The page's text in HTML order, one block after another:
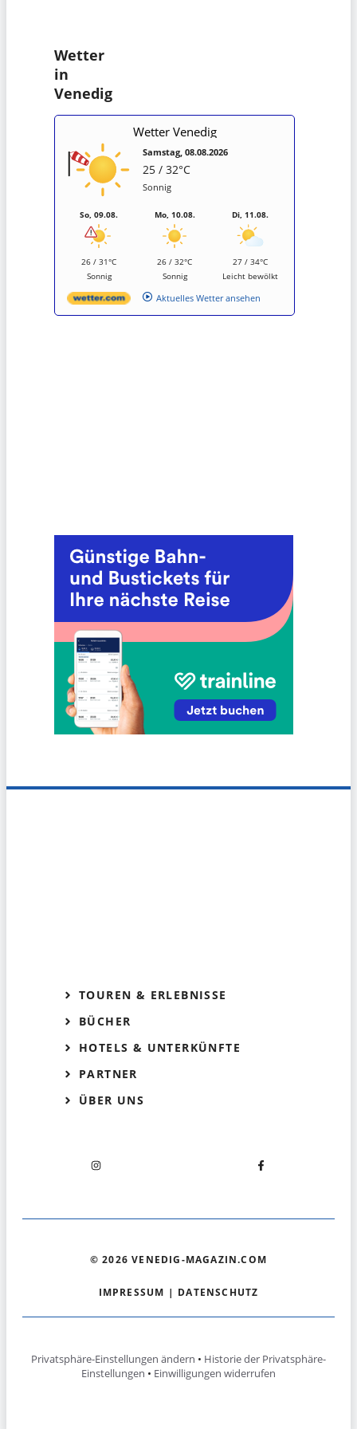
Wetter
in
Venedig
Wetter Venedig
Samstag, 08.08.2026
25 / 32°C
Sonnig
So, 09.08.
26 / 31°C
Sonnig
Mo, 10.08.
26 / 32°C
Sonnig
Di, 11.08.
27 / 34°C
Leicht bewölkt
Aktuelles Wetter ansehen
TOUREN & ERLEBNISSE
BÜCHER
HOTELS & UNTERKÜNFTE
PARTNER
ÜBER UNS
© 2026 VENEDIG-MAGAZIN.COM
IMPRESSUM | DATENSCHUTZ
Privatsphäre-Einstellungen ändern • Historie der Privatsphäre-
Einstellungen • Einwilligungen widerrufen